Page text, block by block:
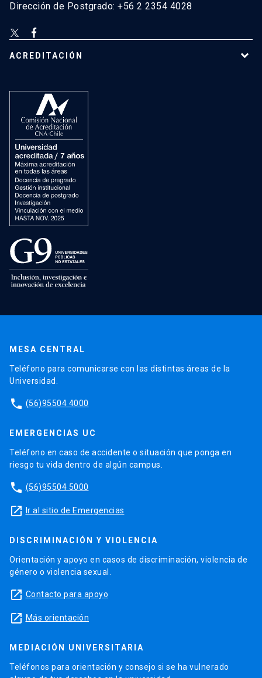
Dirección de Postgrado: +56 2 2354 4028
ACREDITACIÓN
MESA CENTRAL
Teléfono para comunicarse con las distintas áreas de la
Universidad.
phone (56)95504 4000
EMERGENCIAS UC
Teléfono en caso de accidente o situación que ponga en
riesgo tu vida dentro de algún campus.
phone (56)95504 5000
launch Ir al sitio de Emergencias
DISCRIMINACIÓN Y VIOLENCIA
Orientación y apoyo en casos de discriminación, violencia de
género o violencia sexual.
launch Contacto para apoyo
launch Más orientación
MEDIACIÓN UNIVERSITARIA
Teléfonos para orientación y consejo si se ha vulnerado